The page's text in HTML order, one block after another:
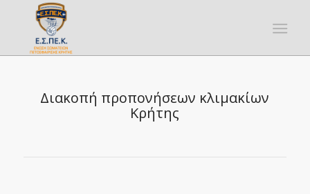
Διακοπή προπονήσεων κλιμακίων
Κρήτης